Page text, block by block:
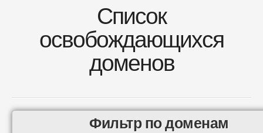
Список
освобождающихся
доменов
Фильтр по доменам